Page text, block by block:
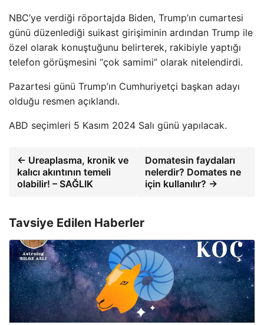
NBC’ye verdiği röportajda Biden, Trump’ın cumartesi
günü düzenlediği suikast girişiminin ardından Trump ile
özel olarak konuştuğunu belirterek, rakibiyle yaptığı
telefon görüşmesini “çok samimi” olarak nitelendirdi.
Pazartesi günü Trump’ın Cumhuriyetçi başkan adayı
olduğu resmen açıklandı.
ABD seçimleri 5 Kasım 2024 Salı günü yapılacak.
← Ureaplasma, kronik ve
kalıcı akıntının temeli
olabilir! – SAĞLIK
Domatesin faydaları
nelerdir? Domates ne
için kullanılır? →
Tavsiye Edilen Haberler